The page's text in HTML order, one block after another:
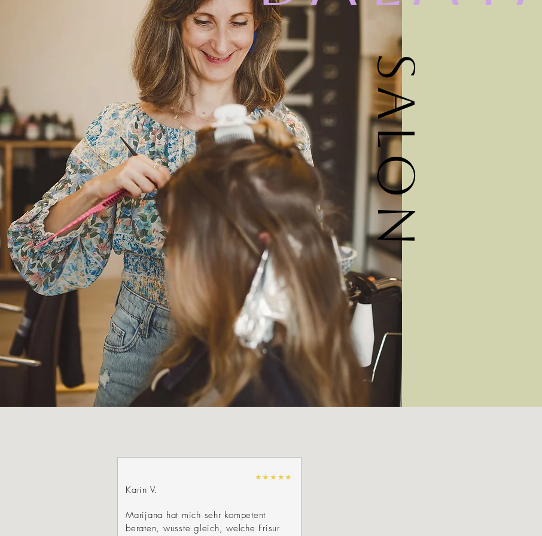
Salon
★★★★★
Karin V.
Marijana hat mich sehr kompetent
beraten, wusste gleich, welche Frisur